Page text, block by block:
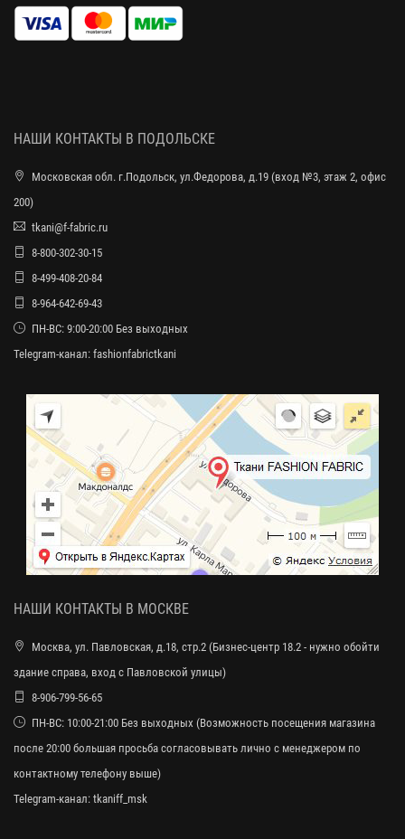
НАШИ КОНТАКТЫ В ПОДОЛЬСКЕ
Московская обл. г.Подольск, ул.Федорова, д.19 (вход №3, этаж 2, офис
200)
tkani@f-fabric.ru
8-800-302-30-15
8-499-408-20-84
8-964-642-69-43
ПН-ВС: 9:00-20:00 Без выходных
Telegram-канал: fashionfabrictkani
НАШИ КОНТАКТЫ В МОСКВЕ
Москва, ул. Павловская, д.18, стр.2 (Бизнес-центр 18.2 - нужно обойти
здание справа, вход с Павловской улицы)
8-906-799-56-65
ПН-ВС: 10:00-21:00 Без выходных (Возможность посещения магазина
после 20:00 большая просьба согласовывать лично с менеджером по
контактному телефону выше)
Telegram-канал: tkaniff_msk